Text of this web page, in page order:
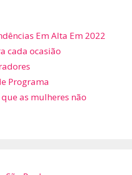
Em Alta Em 2022
cada ocasião
Programa
as mulheres não